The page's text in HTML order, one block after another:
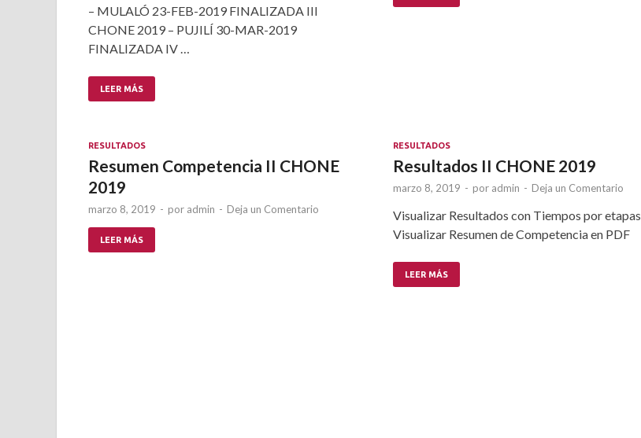
– MULALÓ 23-FEB-2019 FINALIZADA III
CHONE 2019 – PUJILÍ 30-MAR-2019
FINALIZADA IV …
LEER MÁS
RESULTADOS
Resumen Competencia II CHONE
2019
marzo 8, 2019 - por admin - Deja un Comentario
LEER MÁS
RESULTADOS
Resultados II CHONE 2019
marzo 8, 2019 - por admin - Deja un Comentario
Visualizar Resultados con Tiempos por etapas
Visualizar Resumen de Competencia en PDF
LEER MÁS